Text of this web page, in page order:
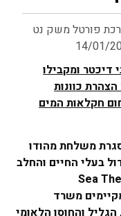
פורטל משק נט
14/01/
דיכטר ומקבילו
כוונות
חקלאות המים
משלחת מהודו
בעלי החיים והחלב
Sea
משרד